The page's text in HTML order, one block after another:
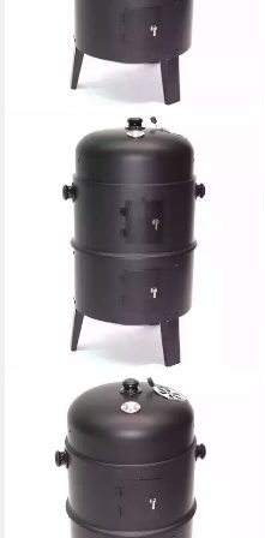
Smoker 3in1 BBQ
Räucherofen Holzkohlegrill
Räuchergrill Smoker 56512
64,00 €
149,00 €